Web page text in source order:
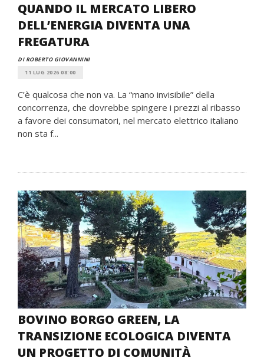
QUANDO IL MERCATO LIBERO
DELL’ENERGIA DIVENTA UNA
FREGATURA
DI ROBERTO GIOVANNINI
11 LUG 2026 08:00
C’è qualcosa che non va. La “mano invisibile” della
concorrenza, che dovrebbe spingere i prezzi al ribasso
a favore dei consumatori, nel mercato elettrico italiano
non sta f...
BOVINO BORGO GREEN, LA
TRANSIZIONE ECOLOGICA DIVENTA
UN PROGETTO DI COMUNITÀ